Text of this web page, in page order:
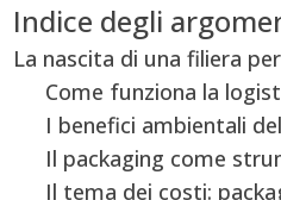
Indice degli
La nascita di una filiera
Come funziona la
I benefici ambientali
Il packaging come
Il tema dei costi: